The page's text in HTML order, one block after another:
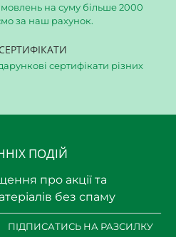
на суму більше 2000
за наш рахунок.
сертифікати різних
ПОДІЙ
про акції та
без спаму
ПІДПИСАТИСЬ НА РАЗСИЛКУ